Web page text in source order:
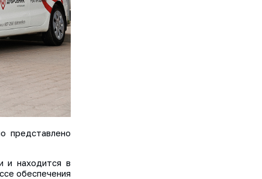
представлено
и находится в
обеспечения